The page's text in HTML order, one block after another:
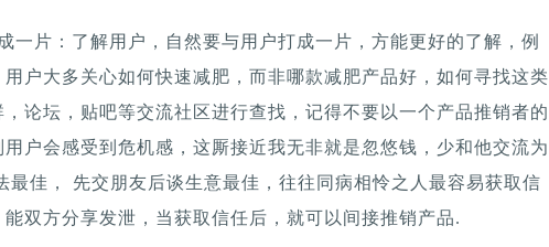
一片：了解用户，自然要与用户打成一片，方能更好的了解，例
户大多关心如何快速减肥，而非哪款减肥产品好，如何寻找这类
论坛，贴吧等交流社区进行查找，记得不要以一个产品推销者的
户会感受到危机感，这厮接近我无非就是忽悠钱，少和他交流为
最佳， 先交朋友后谈生意最佳，往往同病相怜之人最容易获取信
双方分享发泄，当获取信任后，就可以间接推销产品.